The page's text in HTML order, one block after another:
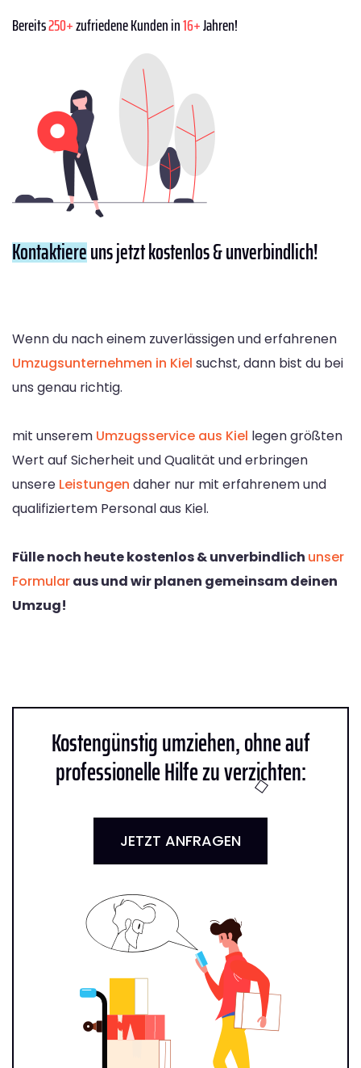
Bereits250+zufriedene Kunden in16+Jahren!
Kontaktiereuns jetzt kostenlos & unverbindlich!
Wenn du nach einem zuverlässigen und erfahrenen
Umzugsunternehmen in Kiel suchst, dann bist du bei
uns genau richtig.
mit unserem Umzugsservice aus Kiel legen größten
Wert auf Sicherheit und Qualität und erbringen
unsere Leistungen daher nur mit erfahrenem und
qualifiziertem Personal aus Kiel.
Fülle noch heute kostenlos & unverbindlich unser
Formularaus und wir planen gemeinsam deinen
Umzug!
Kostengünstig umziehen, ohne auf
professionelle Hilfe zu verzichten:
JETZT ANFRAGEN